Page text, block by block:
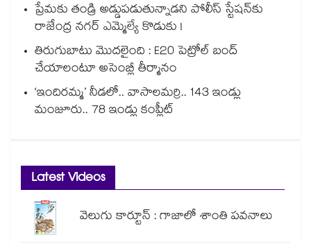
ప్రేమకు తండ్రి అడ్డుపడుతున్నాడని పోలీస్ స్టేషన్⁪కు
రాజేంద్ర నగర్ ఎమ్మెల్యే కొడుకు !
తిరుగుబాటు మొదలైంది : E20 పెట్రోల్ బంద్
చేయాలంటూ అసెంబ్లీ తీర్మానం
‘ఇందిరమ్మ’ నీడలో.. వాసాలమర్రి.. 143 ఇండ్లు
మంజూరు.. 78 ఇండ్లు కంప్లీట్
Latest Videos
వెలుగు కార్టూన్ : గాజాలో శాంతి పవనాలు